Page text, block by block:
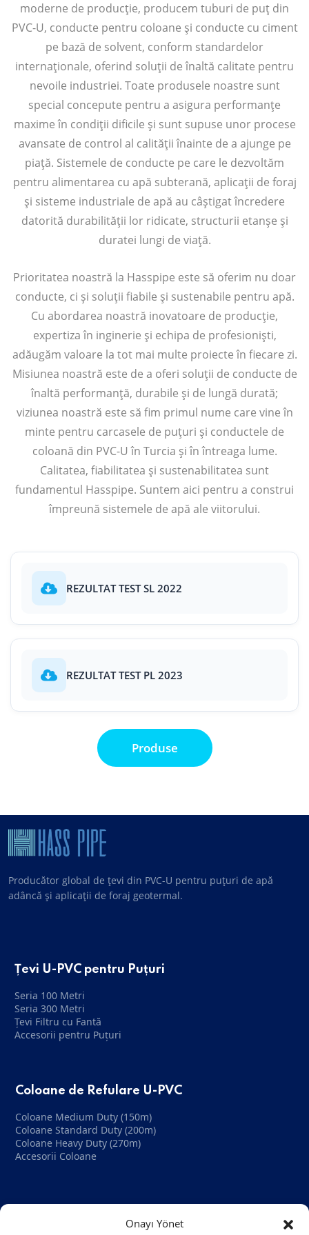
Onayı Yönet
moderne de producție, producem tuburi de puț din
PVC-U, conducte pentru coloane și conducte cu ciment
pe bază de solvent, conform standardelor
internaționale, oferind soluții de înaltă calitate pentru
nevoile industriei. Toate produsele noastre sunt
special concepute pentru a asigura performanțe
maxime în condiții dificile și sunt supuse unor procese
avansate de control al calității înainte de a ajunge pe
piață. Sistemele de conducte pe care le dezvoltăm
pentru alimentarea cu apă subterană, aplicații de foraj
și sisteme industriale de apă au câștigat încredere
datorită durabilității lor ridicate, structurii etanșe și
duratei lungi de viață.
Prioritatea noastră la Hasspipe este să oferim nu doar
conducte, ci și soluții fiabile și sustenabile pentru apă.
Cu abordarea noastră inovatoare de producție,
expertiza în inginerie și echipa de profesioniști,
adăugăm valoare la tot mai multe proiecte în fiecare zi.
Misiunea noastră este de a oferi soluții de conducte de
înaltă performanță, durabile și de lungă durată;
viziunea noastră este să fim primul nume care vine în
minte pentru carcasele de puțuri și conductele de
coloană din PVC-U în Turcia și în întreaga lume.
Calitatea, fiabilitatea și sustenabilitatea sunt
fundamentul Hasspipe. Suntem aici pentru a construi
împreună sistemele de apă ale viitorului.
REZULTAT TEST SL 2022
REZULTAT TEST PL 2023
Produse
Producător global de țevi din PVC-U pentru puțuri de apă
adâncă și aplicații de foraj geotermal.
Țevi U-PVC pentru Puțuri
Seria 100 Metri
Seria 300 Metri
Țevi Filtru cu Fantă
Accesorii pentru Puțuri
Coloane de Refulare U-PVC
Coloane Medium Duty (150m)
Coloane Standard Duty (200m)
Coloane Heavy Duty (270m)
Accesorii Coloane